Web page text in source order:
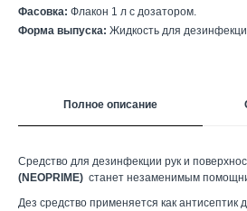
Фасовка: Флакон 1 л с дозатором.
Форма выпуска: Жидкость для
Полное описание
Средство для дезинфекции рук и
(NEOPRIME) станет незаменимым
Дез средство применяется как антисептик